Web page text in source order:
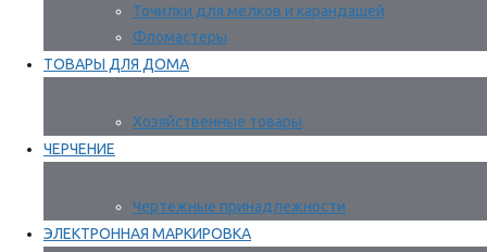
Точилки для мелков и карандашей
Фломастеры
ТОВАРЫ ДЛЯ ДОМА
Хозяйственные товары
ЧЕРЧЕНИЕ
Чертежные принадлежности
ЭЛЕКТРОННАЯ МАРКИРОВКА